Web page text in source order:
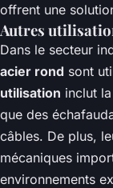
offrent une
Autres
Dans le secteur
acier rond sont
utilisation inclut
que des
câbles. De plus,
mécaniques
environnements